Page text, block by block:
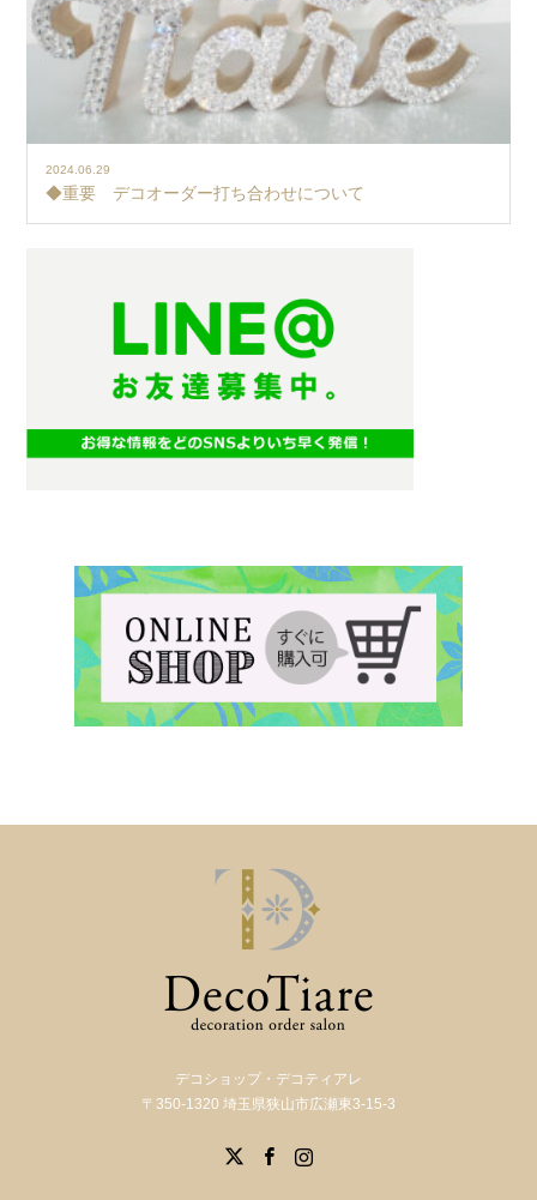
2024.06.29
◆重要 デコオーダー打ち合わせについて
デコショップ・デコティアレ
〒350-1320 埼玉県狭山市広瀬東3-15-3